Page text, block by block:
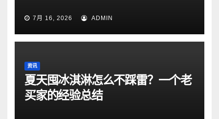
7月 16, 2026 ADMIN
资讯
夏天囤冰淇淋怎么不踩雷？一个老
买家的经验总结